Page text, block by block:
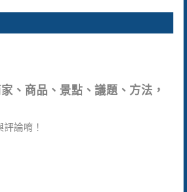
、商品、景點、議題、方法，
論唷！